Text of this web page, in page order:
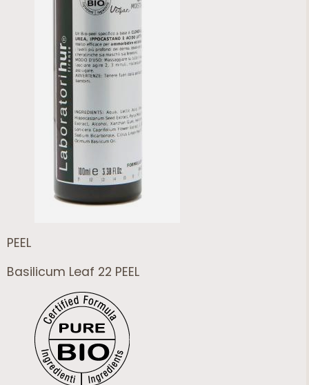
PEEL
Basilicum Leaf 22 PEEL